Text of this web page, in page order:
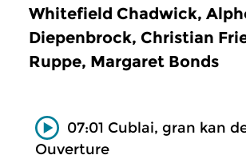
Whitefield Chadwick,
Diepenbrock, Christian
Ruppe, Margaret Bonds
07:01 Cublai, gran kan
Ouverture